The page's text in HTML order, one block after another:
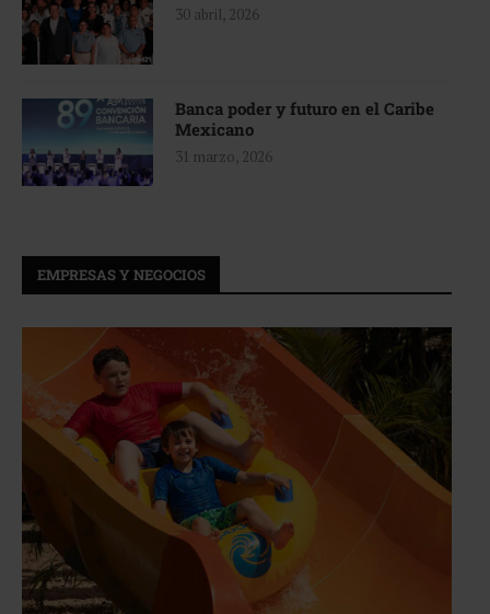
30 abril, 2026
Banca poder y futuro en el Caribe
Mexicano
31 marzo, 2026
EMPRESAS Y NEGOCIOS